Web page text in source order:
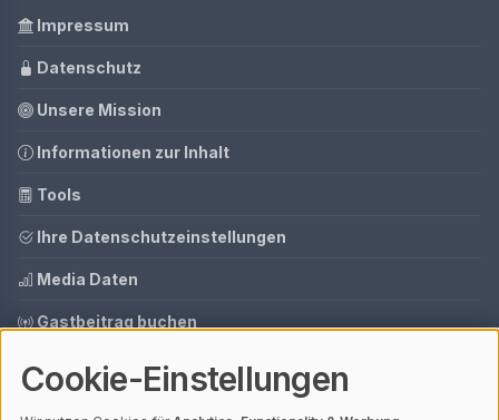
Impressum
Datenschutz
Unsere Mission
Informationen zur Inhalt
Tools
Ihre Datenschutzeinstellungen
Media Daten
Gastbeitrag buchen
Cookie-Einstellungen